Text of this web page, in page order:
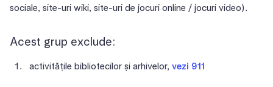
sociale, site-uri wiki, site-uri de jocuri online / jocuri video).
Acest grup exclude:
activitățile bibliotecilor și arhivelor, vezi 911